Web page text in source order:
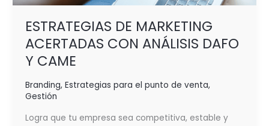
ESTRATEGIAS DE MARKETING
ACERTADAS CON ANÁLISIS DAFO
Y CAME
Branding, Estrategias para el punto de venta,
Gestión
Logra que tu empresa sea competitiva, estable y